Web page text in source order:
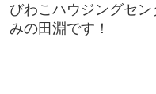
びわこハウジングセ
みの田淵です！